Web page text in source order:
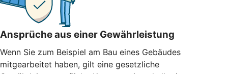
Ansprüche aus einer Gewährleistung
Wenn Sie zum Beispiel am Bau eines Gebäudes
mitgearbeitet haben, gilt eine gesetzliche